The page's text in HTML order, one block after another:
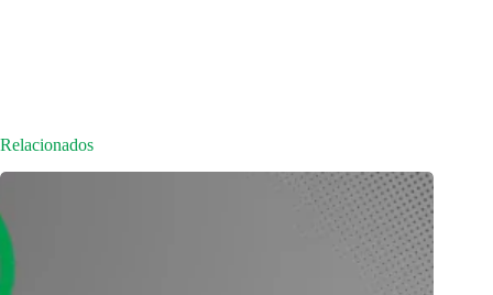
Relacionados